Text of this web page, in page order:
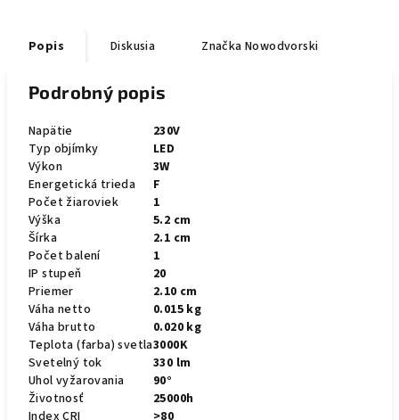
Popis Diskusia Značka Nowodvorski
Podrobný popis
Napätie
230V
Typ objímky
LED
Výkon
3W
Energetická trieda
F
Počet žiaroviek
1
Výška
5.2 cm
Šírka
2.1 cm
Počet balení
1
IP stupeň
20
Priemer
2.10 cm
Váha netto
0.015 kg
Váha brutto
0.020 kg
Teplota (farba) svetla3000K
Svetelný tok
330 lm
Uhol vyžarovania
90°
Životnosť
25000h
Index CRI
>80